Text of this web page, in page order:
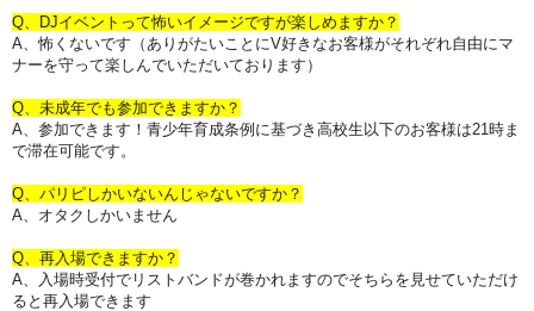
Q、DJイベントって怖いイメージですが楽しめますか？
A、怖くないです（ありがたいことにV好きなお客様がそれぞれ自由にマ
ナーを守って楽しんでいただいております）
Q、未成年でも参加できますか？
A、参加できます！青少年育成条例に基づき高校生以下のお客様は21時ま
で滞在可能です。
Q、パリピしかいないんじゃないですか？
A、オタクしかいません
Q、再入場できますか？
A、入場時受付でリストバンドが巻かれますのでそちらを見せていただけ
ると再入場できます